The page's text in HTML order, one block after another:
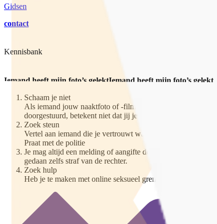
Gidsen
contact
Kennisbank
Iemand heeft mijn foto’s gelektIemand heeft mijn foto’s gelekt
Schaam je niet
Als iemand jouw naaktfoto of -filmpje deelt, is dat niet oké!
doorgestuurd, betekent niet dat jij je hoeft te schamen. Jij
Zoek steun
Vertel aan iemand die je vertrouwt wat er is gebeurd. Die
Praat met de politie
Je mag altijd een melding of aangifte doen bij de politie.
gedaan zelfs straf van de rechter.
Zoek hulp
Heb je te maken met online seksueel grensoverschrijdend